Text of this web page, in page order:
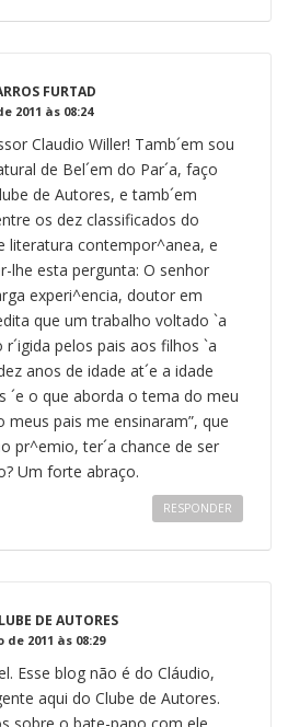
FURTAD
2011 às 08:24
Claudio Willer! Tamb´em sou
de Bel´em do Par´a, faço
de Autores, e tamb´em
os dez classificados do
literatura contempor^anea, e
lhe esta pergunta: O senhor
experi^encia, doutor em
que um trabalho voltado `a
r´igida pelos pais aos filhos `a
anos de idade at´e a idade
´e o que aborda o tema do meu
meus pais me ensinaram”, que
pr^emio, ter´a chance de ser
Um forte abraço.
RESPONDER
DE AUTORES
2011 às 08:29
Esse blog não é do Cláudio,
aqui do Clube de Autores.